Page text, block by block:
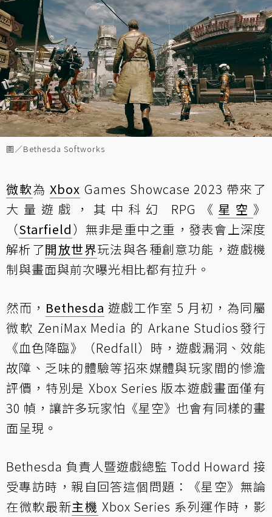
圖／Bethesda Softworks
微軟為Xbox Games Showcase 2023 帶來了
大量遊戲，其中科幻 RPG《 星空 》
（Starfield）無非是重中之重，發表會上深度
解析了開放世界玩法與各種創意功能，遊戲機
制與畫面與前次曝光相比都有拉升。
然而， Bethesda 遊戲工作室 5 月初，為同屬
微軟 ZeniMax Media 的 Arkane Studios發行
《血色降臨》（Redfall）時，遊戲漏洞、效能
故障、乏味的體驗等招來媒體與玩家間的慘澹
評價，特別是 Xbox Series 版本遊戲畫面僅有
30 幀，讓許多玩家怕《星空》也會有同樣的畫
面呈現。
Bethesda 負責人暨遊戲總監 Todd Howard 接
受專訪時，親自回答這個問題：《星空》無論
在微軟最新主機 Xbox Series 系列運作時，影